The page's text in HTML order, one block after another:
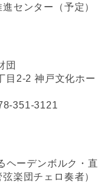
センター（予定）
団
目2-2 神戸文化ホー
3121
ヘーデンボルク・直
楽団チェロ奏者）